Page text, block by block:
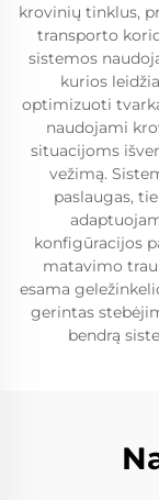
krovinių tinklus,
transporto
sistemos
kurios
optimizuoti
naudojami
situacijoms
vežimą.
paslaugas,
konfigūracijos
matavimo
esama
gerintas
bendrą